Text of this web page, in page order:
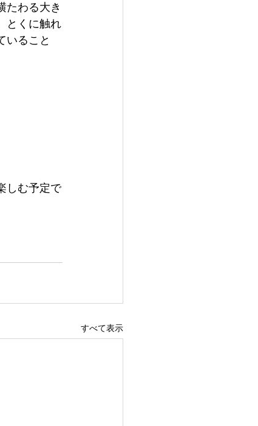
たわる大き
とくに触れ
いること
しむ予定で
すべて表示